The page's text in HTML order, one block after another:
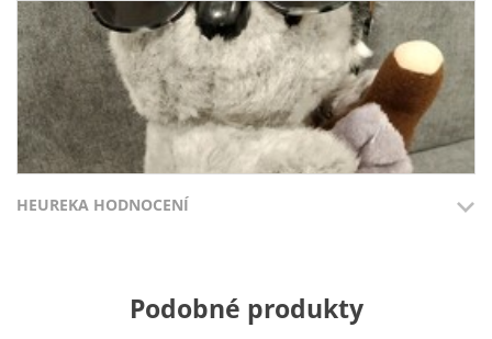
Krásné sluneční dioptrické brýle za bezkonkurenční cenu.
HEUREKA HODNOCENÍ
Přidáno 3.8.2026
Podobné produkty